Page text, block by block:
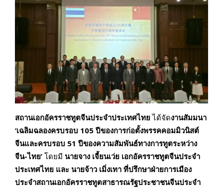
สถานเอกอัครราชทูตจีนประจำประเทศไทยได้จัดงานสัมมนา
‘เฉลิมฉลองครบรอบ 105 ปีของการก่อตั้งพรรคคอมมิวนิสต์
จีนและครบรอบ 51 ปีของความสัมพันธ์ทางการทูตระหว่าง
จีน-ไทย’ โดยมี นายจาง เจี้ยนเว่ย เอกอัครราชทูตจีนประจำ
ประเทศไทย และ นายจ้าว เมิ่งเทา ที่ปรึกษาฝ่ายการเมือง
ประจำสถานเอกอัครราชทูตสาธารณรัฐประชาชนจีนประจำ